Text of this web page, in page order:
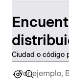
Ciudad o código